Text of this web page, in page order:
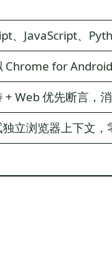
、JavaScript、
Chrome for
+ Web 优先断言，
立浏览器上下文，